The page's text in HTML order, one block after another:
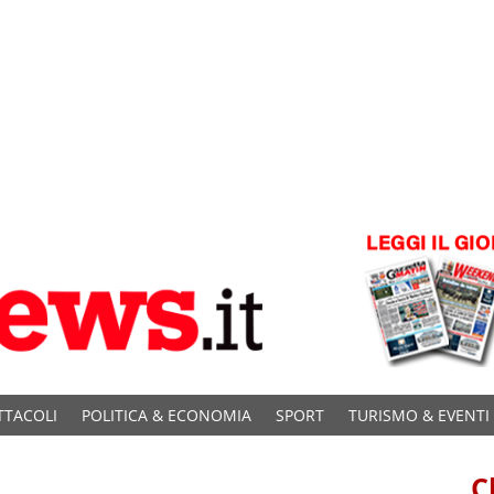
POLITICA & ECONOMIA SPORT TURISMO & EVENTI